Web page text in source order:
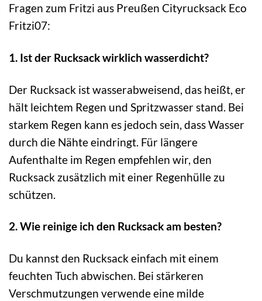
Fragen zum Fritzi aus Preußen Cityrucksack Eco
Fritzi07:
1. Ist der Rucksack wirklich wasserdicht?
Der Rucksack ist wasserabweisend, das heißt, er
hält leichtem Regen und Spritzwasser stand. Bei
starkem Regen kann es jedoch sein, dass Wasser
durch die Nähte eindringt. Für längere
Aufenthalte im Regen empfehlen wir, den
Rucksack zusätzlich mit einer Regenhülle zu
schützen.
2. Wie reinige ich den Rucksack am besten?
Du kannst den Rucksack einfach mit einem
feuchten Tuch abwischen. Bei stärkeren
Verschmutzungen verwende eine milde